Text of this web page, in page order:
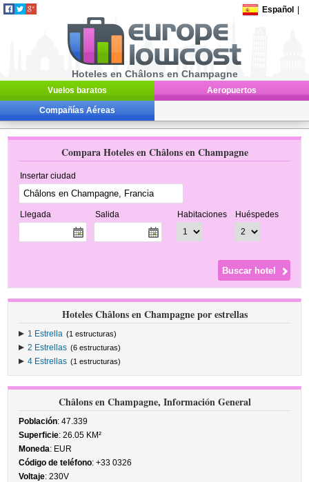
Español
Hoteles en Châlons en Champagne
Vuelos baratos Aeropuertos
Compañías Aéreas
Compara Hoteles en Châlons en Champagne
Insertar ciudad
Llegada Salida Habitaciones Huéspedes
Hoteles Châlons en Champagne por estrellas
1 Estrella (1 estructuras)
2 Estrellas (6 estructuras)
4 Estrellas (1 estructuras)
Châlons en Champagne, Información General
Población: 47.339
Superficie: 26.05 KM²
Moneda: EUR
Código de teléfono: +33 0326
Voltaje: 230V